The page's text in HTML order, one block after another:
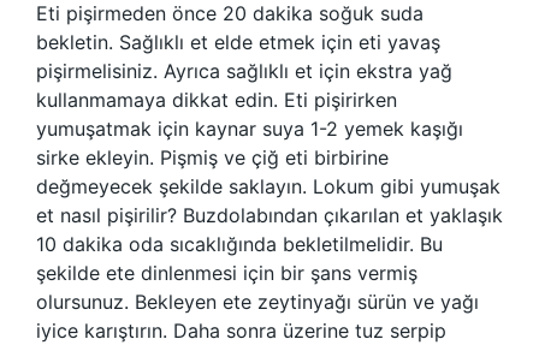
Eti pişirmeden önce 20 dakika soğuk suda
bekletin. Sağlıklı et elde etmek için eti yavaş
pişirmelisiniz. Ayrıca sağlıklı et için ekstra yağ
kullanmamaya dikkat edin. Eti pişirirken
yumuşatmak için kaynar suya 1-2 yemek kaşığı
sirke ekleyin. Pişmiş ve çiğ eti birbirine
değmeyecek şekilde saklayın. Lokum gibi yumuşak
et nasıl pişirilir? Buzdolabından çıkarılan et yaklaşık
10 dakika oda sıcaklığında bekletilmelidir. Bu
şekilde ete dinlenmesi için bir şans vermiş
olursunuz. Bekleyen ete zeytinyağı sürün ve yağı
iyice karıştırın. Daha sonra üzerine tuz serpip